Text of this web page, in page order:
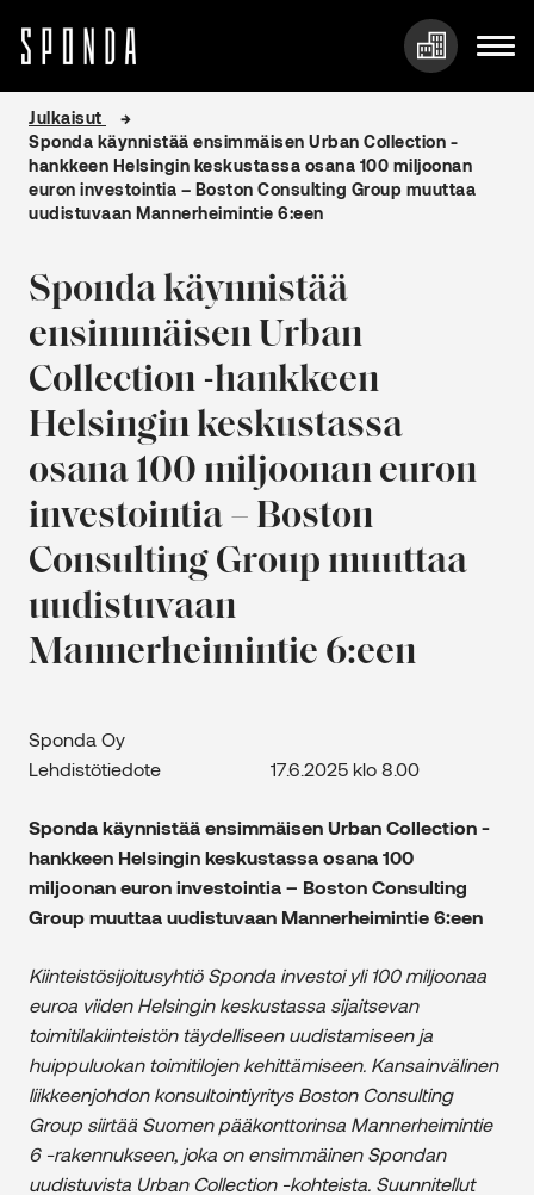
sisältöön
Julkaisut
Sponda käynnistää ensimmäisen Urban Collection -
hankkeen Helsingin keskustassa osana 100 miljoonan
euron investointia – Boston Consulting Group muuttaa
uudistuvaan Mannerheimintie 6:een
Sponda käynnistää
ensimmäisen Urban
Collection -hankkeen
Helsingin keskustassa
osana 100 miljoonan euron
investointia – Boston
Consulting Group muuttaa
uudistuvaan
Mannerheimintie 6:een
Sponda Oy
Lehdistötiedote 17.6.2025 klo 8.00
Sponda käynnistää ensimmäisen Urban Collection -
hankkeen Helsingin keskustassa osana 100
miljoonan euron investointia – Boston Consulting
Group muuttaa uudistuvaan Mannerheimintie 6:een
Kiinteistösijoitusyhtiö Sponda investoi yli 100 miljoonaa
euroa viiden Helsingin keskustassa sijaitsevan
toimitilakiinteistön täydelliseen uudistamiseen ja
huippuluokan toimitilojen kehittämiseen. Kansainvälinen
liikkeenjohdon konsultointiyritys Boston Consulting
Group siirtää Suomen pääkonttorinsa Mannerheimintie
6 -rakennukseen, joka on ensimmäinen Spondan
uudistuvista Urban Collection -kohteista. Suunnitellut